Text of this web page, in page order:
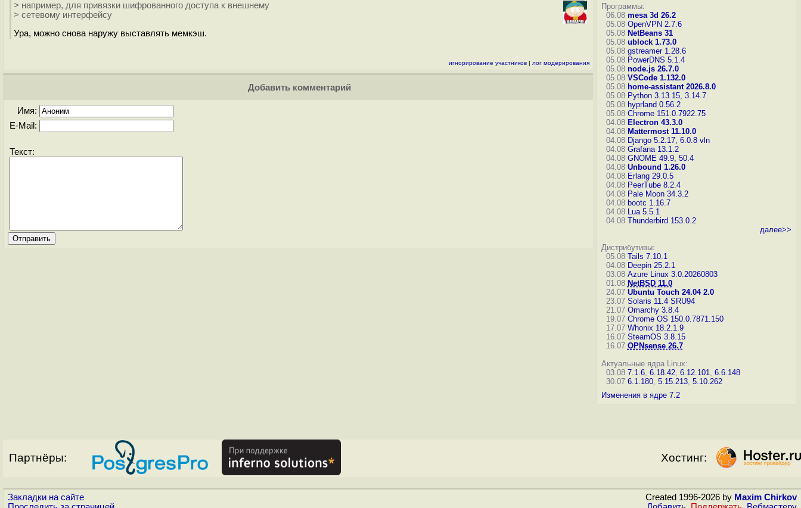
> например, для привязки шифрованного доступа к внешнему
> сетевому интерфейсу
Ура, можно снова наружу выставлять мемкэш.
игнорирование участников | лог модерирования
Добавить комментарий
Имя:
E-Mail:
Текст:
Программы:
06.08 mesa 3d 26.2
05.08 OpenVPN 2.7.6
05.08 NetBeans 31
05.08 ublock 1.73.0
05.08 gstreamer 1.28.6
05.08 PowerDNS 5.1.4
05.08 node.js 26.7.0
05.08 VSCode 1.132.0
05.08 home-assistant 2026.8.0
05.08 Python 3.13.15, 3.14.7
05.08 hyprland 0.56.2
05.08 Chrome 151.0.7922.75
04.08 Electron 43.3.0
04.08 Mattermost 11.10.0
04.08 Django 5.2.17, 6.0.8 vln
04.08 Grafana 13.1.2
04.08 GNOME 49.9, 50.4
04.08 Unbound 1.26.0
04.08 Erlang 29.0.5
04.08 PeerTube 8.2.4
04.08 Pale Moon 34.3.2
04.08 bootc 1.16.7
04.08 Lua 5.5.1
04.08 Thunderbird 153.0.2
далее>>
Дистрибутивы:
05.08 Tails 7.10.1
04.08 Deepin 25.2.1
03.08 Azure Linux 3.0.20260803
01.08 NetBSD 11.0
24.07 Ubuntu Touch 24.04 2.0
23.07 Solaris 11.4 SRU94
21.07 Omarchy 3.8.4
19.07 Chrome OS 150.0.7871.150
17.07 Whonix 18.2.1.9
16.07 SteamOS 3.8.15
16.07 OPNsense 26.7
Актуальные ядра Linux:
03.08 7.1.6, 6.18.42, 6.12.101, 6.6.148
30.07 6.1.180, 5.15.213, 5.10.262
Изменения в ядре 7.2
Партнёры: Хостинг:
Закладки на сайте
Created 1996-2026 by Maxim Chirkov